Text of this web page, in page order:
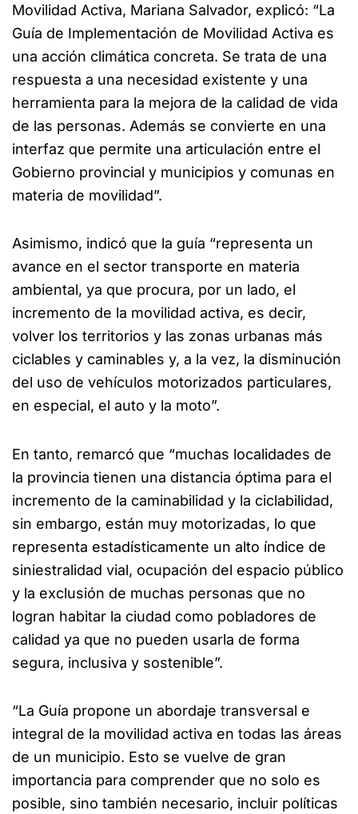
Movilidad Activa, Mariana Salvador, explicó: “La
Guía de Implementación de Movilidad Activa es
una acción climática concreta. Se trata de una
respuesta a una necesidad existente y una
herramienta para la mejora de la calidad de vida
de las personas. Además se convierte en una
interfaz que permite una articulación entre el
Gobierno provincial y municipios y comunas en
materia de movilidad”.
Asimismo, indicó que la guía “representa un
avance en el sector transporte en materia
ambiental, ya que procura, por un lado, el
incremento de la movilidad activa, es decir,
volver los territorios y las zonas urbanas más
ciclables y caminables y, a la vez, la disminución
del uso de vehículos motorizados particulares,
en especial, el auto y la moto”.
En tanto, remarcó que “muchas localidades de
la provincia tienen una distancia óptima para el
incremento de la caminabilidad y la ciclabilidad,
sin embargo, están muy motorizadas, lo que
representa estadísticamente un alto índice de
siniestralidad vial, ocupación del espacio público
y la exclusión de muchas personas que no
logran habitar la ciudad como pobladores de
calidad ya que no pueden usarla de forma
segura, inclusiva y sostenible”.
“La Guía propone un abordaje transversal e
integral de la movilidad activa en todas las áreas
de un municipio. Esto se vuelve de gran
importancia para comprender que no solo es
posible, sino también necesario, incluir políticas